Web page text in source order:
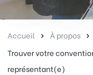
Accueil
À propos
Trouver votre
représentant(e)